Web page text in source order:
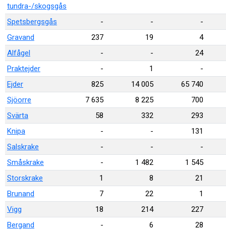
tundra-/skogsgås
Spetsbergsgås - -
-
Gravand
237 19
4
Alfågel
- -
24
Praktejder
- 1
-
Ejder
825 14 005
65 740
Sjöorre
7 635 8 225
700
Svärta
58 332
293
Knipa
- -
131
Salskrake
- -
-
Småskrake
- 1 482
1 545
Storskrake
1 8
21
Brunand
7 22
1
Vigg
18 214
227
Bergand
- 6
28